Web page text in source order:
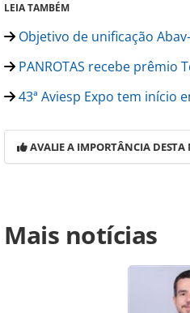
LEIA TAMBÉM
Objetivo de unificação
PANROTAS recebe prêmio
43ª Aviesp Expo tem início
AVALIE A IMPORTÂNCIA DESTA
https://www.panrotas.com.br/
fretamentos-e-pacotes-para-
oferecidas na página. Todo o
pela legislação brasileira
autorização da PANROTAS
Mais notícias